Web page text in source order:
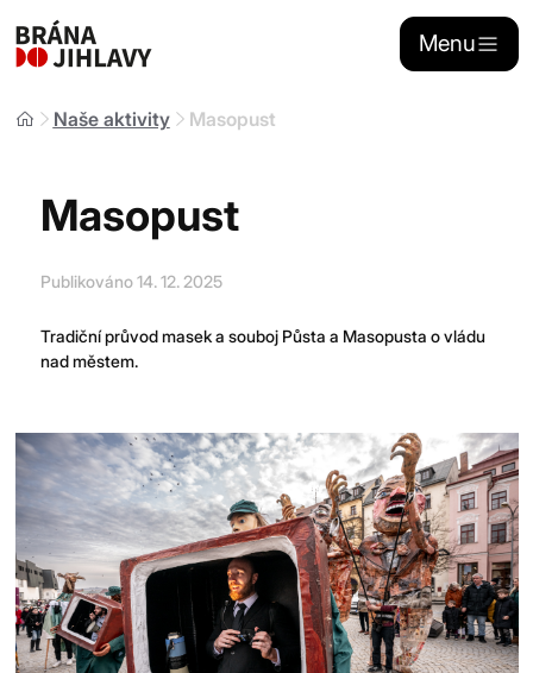
Menu
Naše aktivity
Stánkový prodej
Sponzoring
Portál dojihlavy.cz
Zřizovatelem Brány Jihlavy, příspěvkové organizace je statutární
město Jihlava.
Copyright 2026 Brána Jihlavy, příspěvková organizace.
Naše aktivity Masopust
Masopust
Publikováno 14. 12. 2025
Tradiční průvod masek a souboj Půsta a Masopusta o vládu
nad městem.